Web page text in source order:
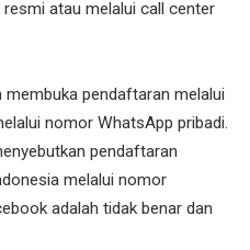
atau melalui call center
pendaftaran melalui
nomor WhatsApp pribadi.
pendaftaran
melalui nomor
adalah tidak benar dan